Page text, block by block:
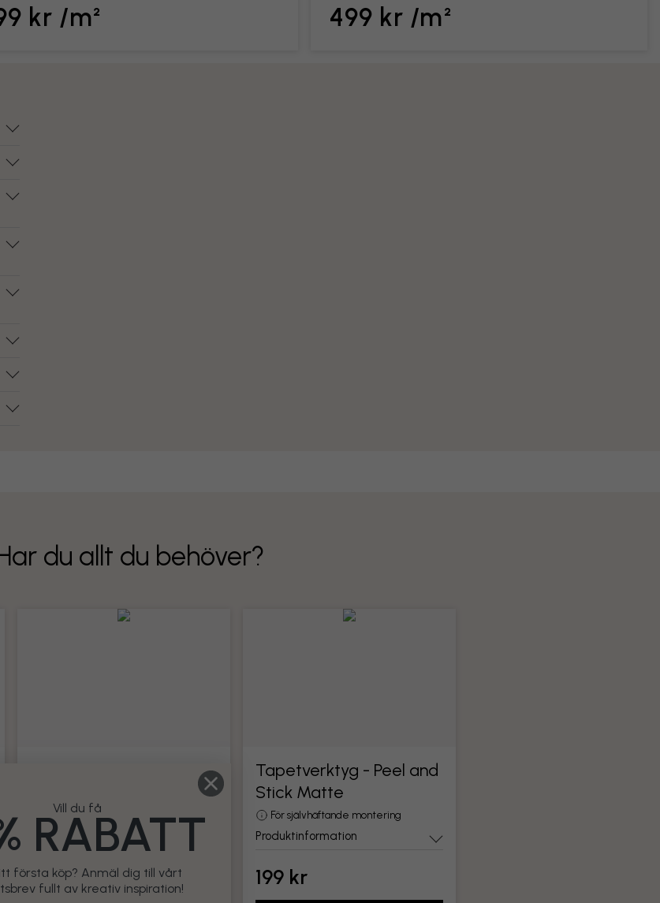
kr /m² 499 kr /m²
du allt du behöver?
Alla verktyg för montering av tapet
Produktinformation
199 kr
Tapetverktyg - Peel and
Stick Matte
För självhäftande montering
Produktinformation
199 kr
Vill du få
RABATT
första köp? Anmäl dig till vårt
fullt av kreativ inspiration!